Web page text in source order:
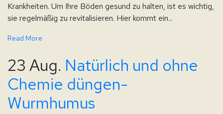
Krankheiten. Um Ihre Böden gesund zu halten, ist es wichtig,
sie regelmäßig zu revitalisieren. Hier kommt ein...
Read More
23 Aug. Natürlich und ohne
Chemie düngen-
Wurmhumus